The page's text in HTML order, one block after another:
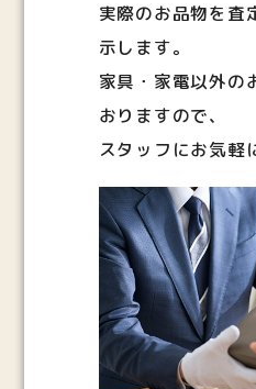
実際のお品物を査
示します。
家具・家電以外の
おりますので、
スタッフにお気軽